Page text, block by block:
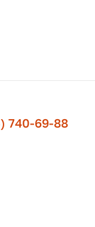
740-69-88